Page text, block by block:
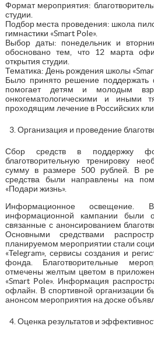
Формат мероприятия:
студии.
Подбор места проведения: школа
гимнастики «Smart Pole».
Выбор даты: понедельник и
обосновано тем, что 12 марта
открытия студии.
Тематика: День рождения школы
Было принято решение
помогает детям и молодым
онкогематологическими и иными
проходящим лечение в Российских
Организация и проведение
Сбор средств в поддержку
благотворительную тренировку
сумму в размере 500 рублей. В
средства были направлены на
«Подари жизнь».
Информационное освещение.
информационной кампании были
связанные с анонсированием
Основными средствами
планируемом мероприятии стали
«Telegram», сервисы создания и
фонда. Благотворительные
отмечены желтым цветом в
«Smart Pole». Информация
офлайн. В спортивной организации
анонсом мероприятия на доске
Оценка результатов и